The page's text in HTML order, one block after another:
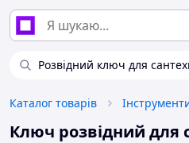
Розвідний ключ для
Каталог товарів
Ключ розвідний для